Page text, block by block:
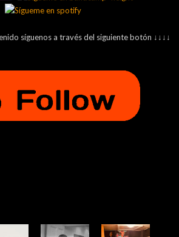
síguenos a través del siguiente botón ↓↓↓↓